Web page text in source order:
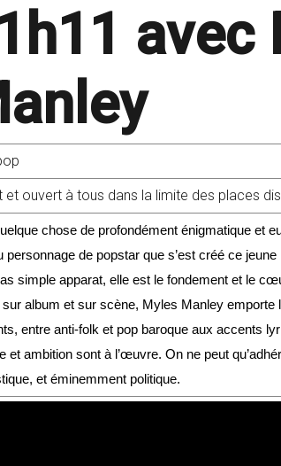
avec
et ouvert à tous dans la limite des places
chose de profondément énigmatique et
personnage de popstar que s’est créé ce
simple apparat, elle est le fondement et le
sur album et sur scène, Myles Manley
entre anti-folk et pop baroque aux accents
et ambition sont à l’œuvre. On ne peut
et éminemment politique.